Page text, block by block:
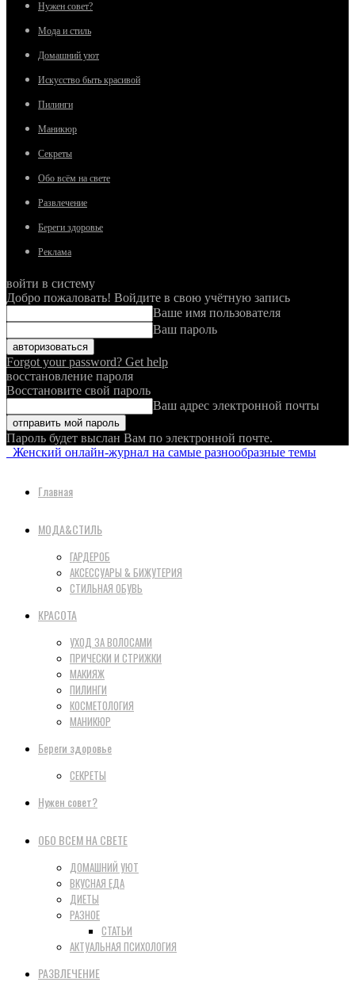
Нужен совет?
Мода и стиль
Домашний уют
Искусство быть красивой
Пилинги
Маникюр
Секреты
Обо всём на свете
Развлечение
Береги здоровье
Реклама
войти в систему
Добро пожаловать! Войдите в свою учётную запись
Ваше имя пользователя
Ваш пароль
Forgot your password? Get help
восстановление пароля
Восстановите свой пароль
Ваш адрес электронной почты
Пароль будет выслан Вам по электронной почте.
Женский онлайн-журнал на самые разнообразные темы
Главная
МОДА&СТИЛЬ
ГАРДЕРОБ
АКСЕССУАРЫ & БИЖУТЕРИЯ
СТИЛЬНАЯ ОБУВЬ
КРАСОТА
УХОД ЗА ВОЛОСАМИ
ПРИЧЕСКИ И СТРИЖКИ
МАКИЯЖ
ПИЛИНГИ
КОСМЕТОЛОГИЯ
МАНИКЮР
Береги здоровье
СЕКРЕТЫ
Нужен совет?
ОБО ВСЕМ НА СВЕТЕ
ДОМАШНИЙ УЮТ
ВКУСНАЯ ЕДА
ДИЕТЫ
РАЗНОЕ
СТАТЬИ
АКТУАЛЬНАЯ ПСИХОЛОГИЯ
РАЗВЛЕЧЕНИЕ